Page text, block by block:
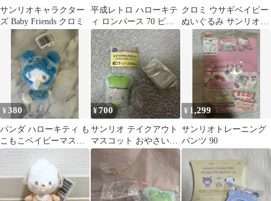
サンリオキャラクター
ズ Baby Friends クロミ
平成レトロ ハローキテ
ィ ロンパース 70 ピン
ク 1回着用
クロミ ウサギベイビー
ぬいぐるみ サンリオ
TOPTOY
¥380
パンダ ハローキティ も
こもこベイビーマスコ
ット アミューズメン
ト Sanrio
¥700
サンリオ テイクアウト
マスコット おやさいベ
ビーver. シナモロール
¥ 1,299
サンリオトレーニング
パンツ 90